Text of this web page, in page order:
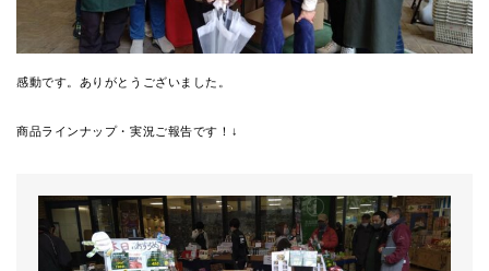
感動です。ありがとうございました。
商品ラインナップ・実況ご報告です！↓